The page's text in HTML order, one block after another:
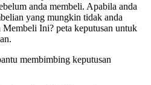
anda membeli. Apabila anda
yang mungkin tidak anda
Ini? peta keputusan untuk
membimbing keputusan